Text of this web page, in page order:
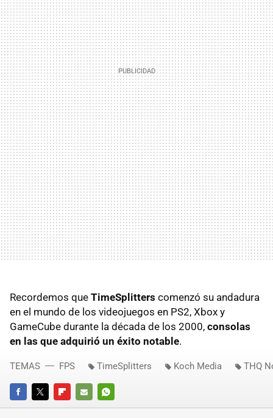
Recordemos que TimeSplitters comenzó su andadura
en el mundo de los videojuegos en PS2, Xbox y
GameCube durante la década de los 2000, consolas
en las que adquirió un éxito notable.
FACEBOOKTWITTERFLIPBOARD
E- WHATSAPP
TEMAS FPS TimeSplitters Koch Media THQ